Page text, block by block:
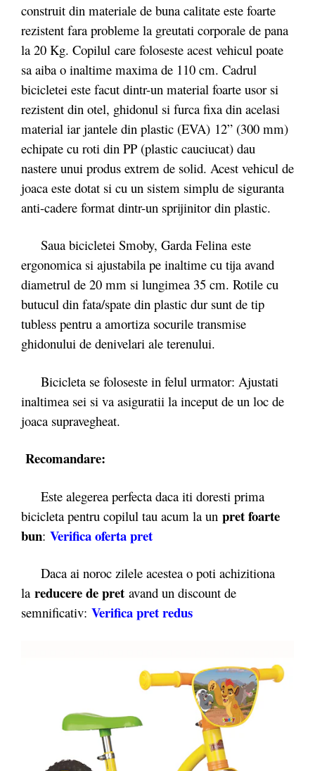
construit din materiale de buna calitate este foarte
rezistent fara probleme la greutati corporale de pana
la 20 Kg. Copilul care foloseste acest vehicul poate
sa aiba o inaltime maxima de 110 cm. Cadrul
bicicletei este facut dintr-un material foarte usor si
rezistent din otel, ghidonul si furca fixa din acelasi
material iar jantele din plastic (EVA) 12” (300 mm)
echipate cu roti din PP (plastic cauciucat) dau
nastere unui produs extrem de solid. Acest vehicul de
joaca este dotat si cu un sistem simplu de siguranta
anti-cadere format dintr-un sprijinitor din plastic.
Saua bicicletei Smoby, Garda Felina este
ergonomica si ajustabila pe inaltime cu tija avand
diametrul de 20 mm si lungimea 35 cm. Rotile cu
butucul din fata/spate din plastic dur sunt de tip
tubless pentru a amortiza socurile transmise
ghidonului de denivelari ale terenului.
Bicicleta se foloseste in felul urmator: Ajustati
inaltimea sei si va asiguratii la inceput de un loc de
joaca supravegheat.
Recomandare:
Este alegerea perfecta daca iti doresti prima
bicicleta pentru copilul tau acum la un pret foarte
bun: Verificaoferta pret
Daca ai noroc zilele acestea o poti achizitiona
la reducere de pret avand un discount de
semnificativ: Verifica pret redus